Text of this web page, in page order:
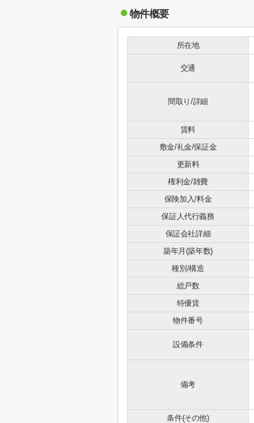
物件概要
所在地
交通
間取り/詳細
賃料
敷金/礼金/保証金
更新料
権利金/雑費
保険加入/料金
保証人代行義務
保証会社詳細
築年月(築年数)
種別/構造
総戸数
特優賃
物件番号
設備条件
備考
条件(その他)